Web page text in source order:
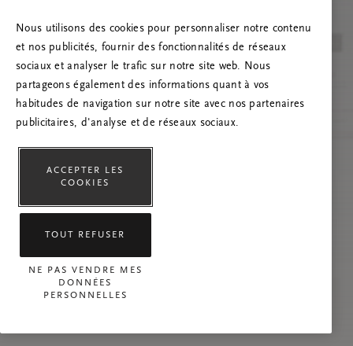
nous contacter si le problème persiste.
Nous utilisons des cookies pour personnaliser notre contenu
et nos publicités, fournir des fonctionnalités de réseaux
sociaux et analyser le trafic sur notre site web. Nous
partageons également des informations quant à vos
habitudes de navigation sur notre site avec nos partenaires
publicitaires, d'analyse et de réseaux sociaux.
ACCEPTER LES
COOKIES
TOUT REFUSER
NE PAS VENDRE MES
DONNÉES
PERSONNELLES